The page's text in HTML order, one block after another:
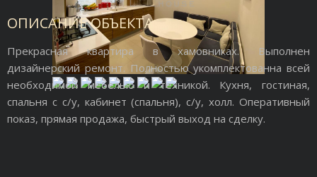
ОПИСАНИЕ ОБЪЕКТА
Прекрасная квартира в хамовниках. Выполнен
дизайнерский ремонт. Полностью укомплектованна всей
необходимой мебелью и техникой. Кухня, гостиная,
спальня с с/у, кабинет (спальня), с/у, холл. Оперативный
показ, прямая продажа, быстрый выход на сделку.